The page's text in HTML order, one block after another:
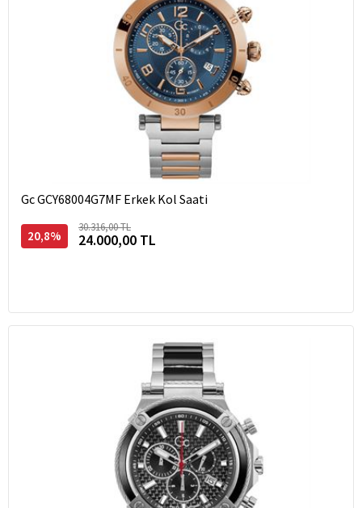
Gc GCY68004G7MF Erkek Kol Saati
20,8%
30.316,00 TL
24.000,00 TL